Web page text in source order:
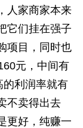
人家商家本来
它们挂在强子
项目，同时也
元，中间有
的利润率就有
不卖得出去
更好，纯赚一